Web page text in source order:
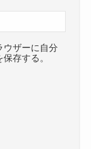
ウザーに自分
存する。